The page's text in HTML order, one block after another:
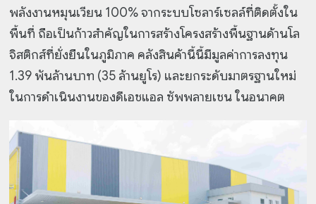
พลังงานหมุนเวียน 100% จากระบบโซลาร์เซลล์ที่ติดตั้งใน
พื้นที่ ถือเป็นก้าวสำคัญในการสร้างโครงสร้างพื้นฐานด้านโล
จิสติกส์ที่ยั่งยืนในภูมิภาค คลังสินค้านี้นี้มีมูลค่าการลงทุน
1.39 พันล้านบาท (35 ล้านยูโร) และยกระดับมาตรฐานใหม่
ในการดำเนินงานของดีเอชแอล ซัพพลายเชน ในอนาคต